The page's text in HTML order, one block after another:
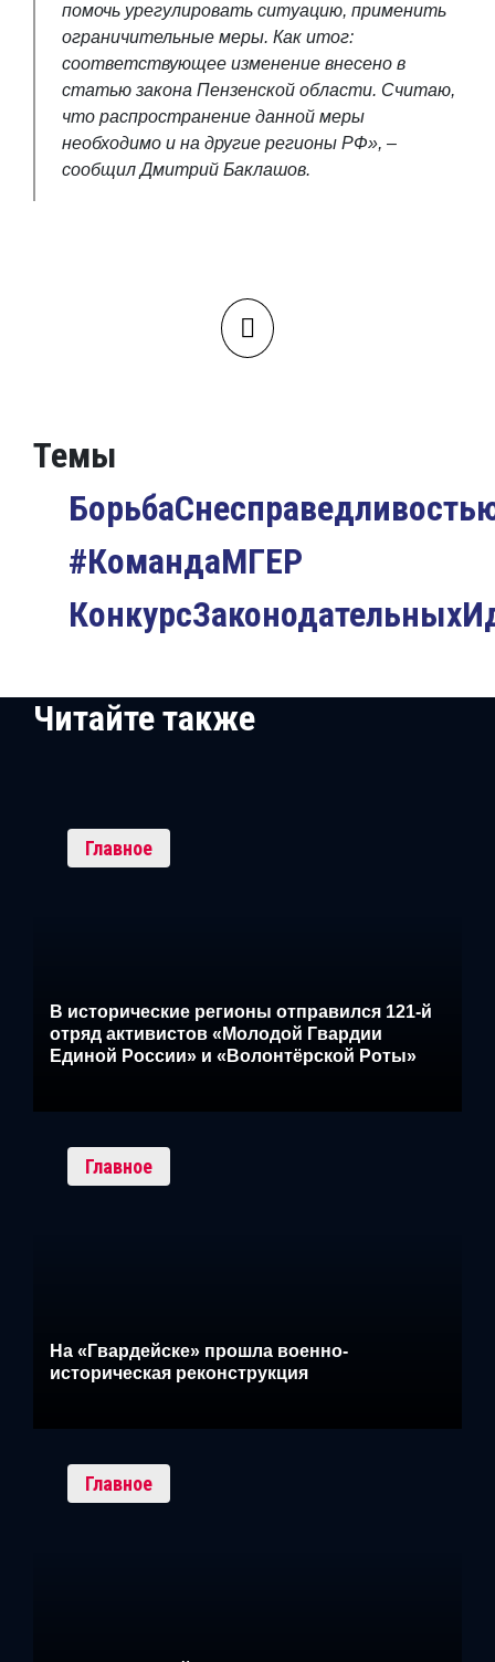
помочь урегулировать ситуацию, применить
ограничительные меры. Как итог:
соответствующее изменение внесено в
статью закона Пензенской области. Считаю,
что распространение данной меры
необходимо и на другие регионы РФ», –
сообщил Дмитрий Баклашов.
Темы
#КомандаМГЕР
Читайте также
Главное
В исторические регионы отправился 121-й
отряд активистов «Молодой Гвардии
Единой России» и «Волонтёрской Роты»
Главное
На «Гвардейске» прошла военно-
историческая реконструкция
Главное